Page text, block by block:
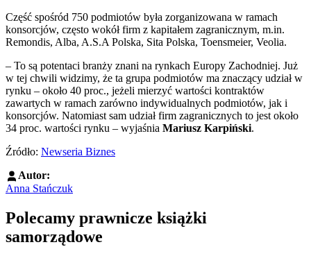
Część spośród 750 podmiotów była zorganizowana w ramach
konsorcjów, często wokół firm z kapitałem zagranicznym, m.in.
Remondis, Alba, A.S.A Polska, Sita Polska, Toensmeier, Veolia.
– To są potentaci branży znani na rynkach Europy Zachodniej. Już
w tej chwili widzimy, że ta grupa podmiotów ma znaczący udział w
rynku – około 40 proc., jeżeli mierzyć wartości kontraktów
zawartych w ramach zarówno indywidualnych podmiotów, jak i
konsorcjów. Natomiast sam udział firm zagranicznych to jest około
34 proc. wartości rynku – wyjaśnia Mariusz Karpiński.
Źródło: Newseria Biznes
Autor:
Anna Stańczuk
Polecamy prawnicze książki
samorządowe